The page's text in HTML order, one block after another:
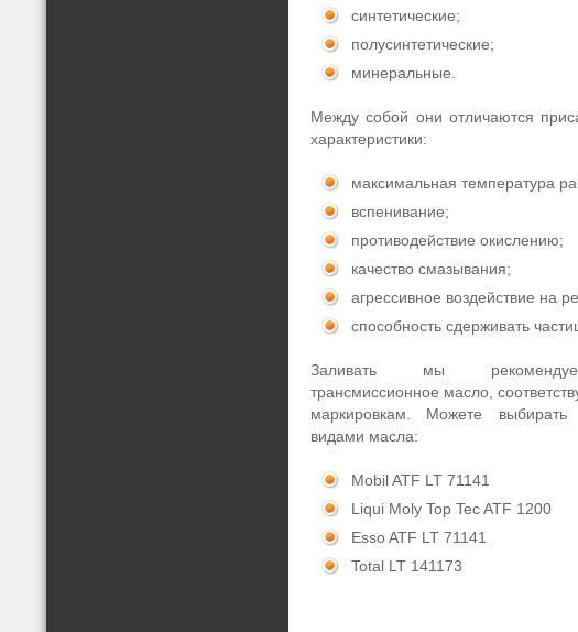
синтетические;
полусинтетические;
минеральные.
Между собой они отличаются
характеристики:
максимальная температура
вспенивание;
противодействие окислению;
качество смазывания;
агрессивное воздействие на
способность сдерживать
Заливать мы
трансмиссионное масло,
маркировкам. Можете
видами масла:
Mobil ATF LT 71141
Liqui Moly Top Tec ATF 1200
Esso ATF LT 71141
Total LT 141173